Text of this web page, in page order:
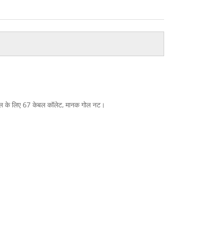
के लिए 67 केबल कॉलेट, मानक गोल नट।